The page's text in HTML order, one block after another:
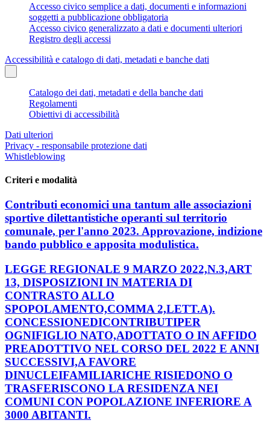
Accesso civico semplice a dati, documenti e informazioni
soggetti a pubblicazione obbligatoria
Accesso civico generalizzato a dati e documenti ulteriori
Registro degli accessi
Accessibilità e catalogo di dati, metadati e banche dati
Catalogo dei dati, metadati e della banche dati
Regolamenti
Obiettivi di accessibilità
Dati ulteriori
Privacy - responsabile protezione dati
Whistleblowing
Criteri e modalità
Contributi economici una tantum alle associazioni
sportive dilettantistiche operanti sul territorio
comunale, per l'anno 2023. Approvazione, indizione
bando pubblico e apposita modulistica.
LEGGE REGIONALE 9 MARZO 2022,N.3,ART
13, DISPOSIZIONI IN MATERIA DI
CONTRASTO ALLO
SPOPOLAMENTO,COMMA 2,LETT.A).
CONCESSIONEDICONTRIBUTIPER
OGNIFIGLIO NATO,ADOTTATO O IN AFFIDO
PREADOTTIVO NEL CORSO DEL 2022 E ANNI
SUCCESSIVI,A FAVORE
DINUCLEIFAMILIARICHE RISIEDONO O
TRASFERISCONO LA RESIDENZA NEI
COMUNI CON POPOLAZIONE INFERIORE A
3000 ABITANTI.